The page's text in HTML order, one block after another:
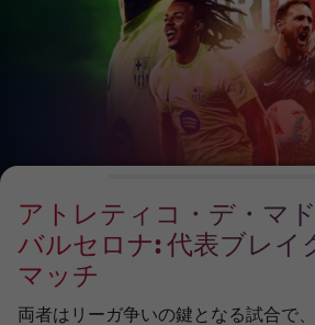
レジェンド
plusicon
label.aria.plus
プレスパス
結果
チケット
PLUSICON
LABEL.ARIA.PLUS
トップチーム
plusicon
label.aria.plus
スケジュール
チケット
結果
順位表
LABEL.ARIA.PLUS
トップチーム
スケジュール
チケット
PLUSICON
LABEL.ARIA.PLUS
トップチーム
アトレティコ・デ・マ
バルセロナ: 代表ブレイ
マッチ
両者はリーガ争いの鍵となる試合で